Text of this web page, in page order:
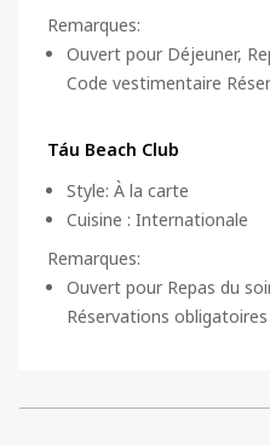
Remarques:
Ouvert pour Déjeuner,
Code vestimentaire
Táu Beach Club
Style: À la carte
Cuisine : Internationale
Remarques:
Ouvert pour Repas du
Réservations obligatoires